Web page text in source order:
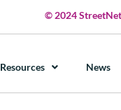
© 2024
Resources News